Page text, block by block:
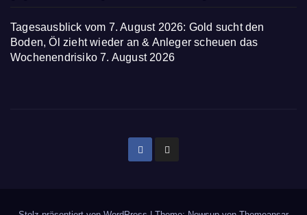
Tagesausblick vom 7. August 2026: Gold sucht den
Boden, Öl zieht wieder an & Anleger scheuen das
Wochenendrisiko 7. August 2026